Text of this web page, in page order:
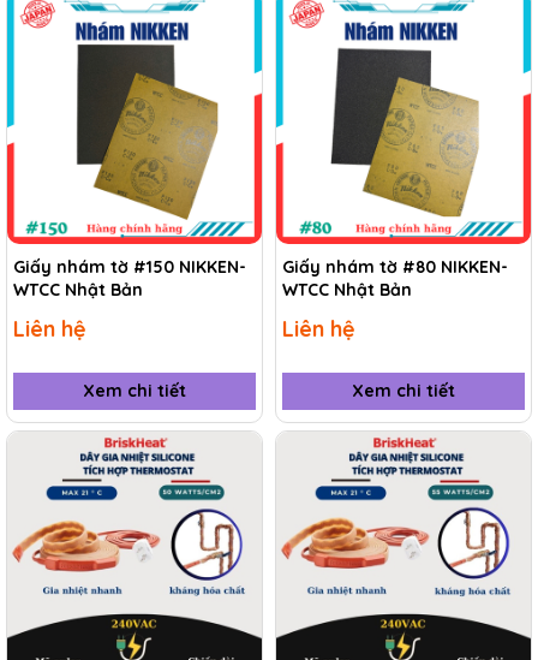
Giấy nhám tờ #150 NIKKEN-
WTCC Nhật Bản
Liên hệ
Xem chi tiết
Giấy nhám tờ #80 NIKKEN-
WTCC Nhật Bản
Liên hệ
Xem chi tiết